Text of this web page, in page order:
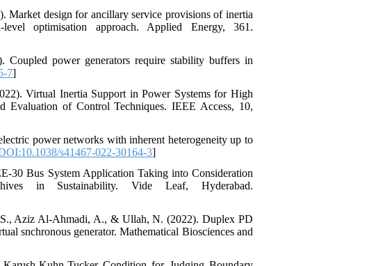
design for ancillary service provisions of inertia
optimisation approach. Applied Energy, 361.
Coupled power generators require stability buffers in
7]
Virtual Inertia Support in Power Systems for High
Evaluation of Control Techniques. IEEE Access, 10,
power networks with inherent heterogeneity up to
s41467-022-30164-3]
Bus System Application Taking into Consideration
in Sustainability. Vide Leaf, Hyderabad.
Aziz Al-Ahmadi, A., & Ullah, N. (2022). Duplex PD
snchronous generator. Mathematical Biosciences and